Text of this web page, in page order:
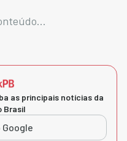
as principais notícias da
Brasil